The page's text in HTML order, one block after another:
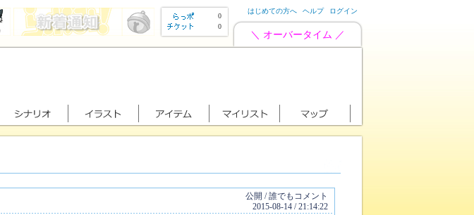
0
0
はじめての方へ ヘルプ ログイン
＼ オーバータイム ／
公開 / 誰でもコメント
2015-08-14 / 21:14:22